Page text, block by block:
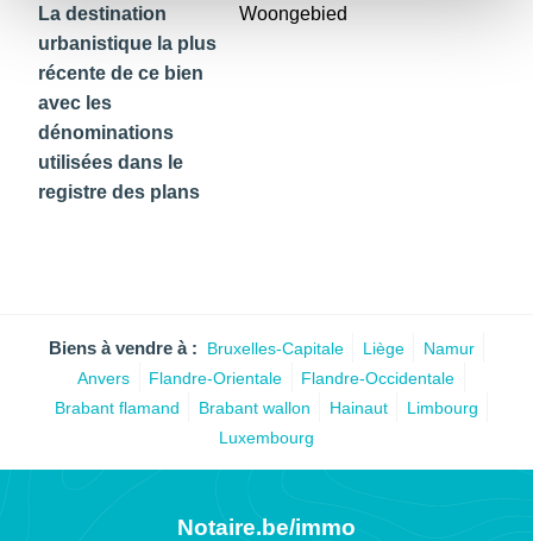
La destination
urbanistique la plus
récente de ce bien
avec les
dénominations
utilisées dans le
registre des plans
Woongebied
Biens à vendre à : Bruxelles-Capitale Liège
Namur
Anvers
Flandre-Orientale
Flandre-Occidentale
Brabant flamand
Brabant wallon Hainaut
Limbourg
Luxembourg
Notaire.be/immo